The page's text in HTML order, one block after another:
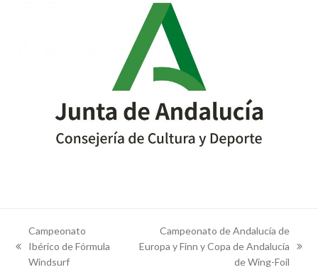
previous
post:
Campeonato
Ibérico de Fórmula
Windsurf
next
Campeonato de Andalucía de
Europa y Finn y Copa de Andalucía
de Wing-Foil